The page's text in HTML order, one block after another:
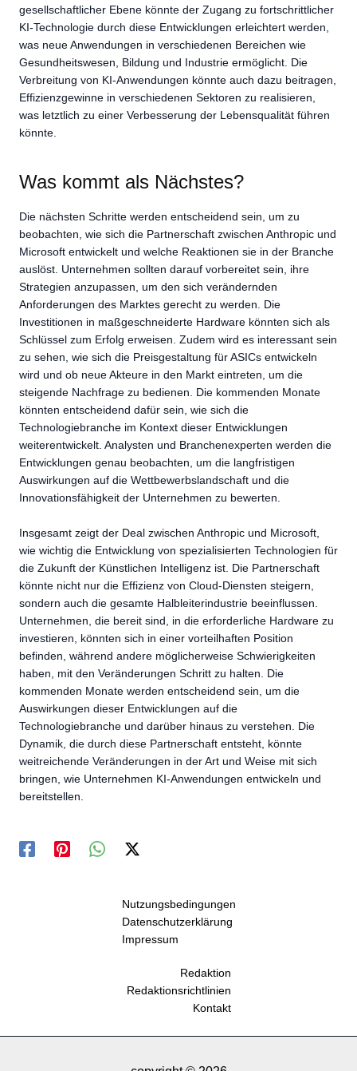
gesellschaftlicher Ebene könnte der Zugang zu fortschrittlicher
KI-Technologie durch diese Entwicklungen erleichtert werden,
was neue Anwendungen in verschiedenen Bereichen wie
Gesundheitswesen, Bildung und Industrie ermöglicht. Die
Verbreitung von KI-Anwendungen könnte auch dazu beitragen,
Effizienzgewinne in verschiedenen Sektoren zu realisieren,
was letztlich zu einer Verbesserung der Lebensqualität führen
könnte.
Was kommt als Nächstes?
Die nächsten Schritte werden entscheidend sein, um zu
beobachten, wie sich die Partnerschaft zwischen Anthropic und
Microsoft entwickelt und welche Reaktionen sie in der Branche
auslöst. Unternehmen sollten darauf vorbereitet sein, ihre
Strategien anzupassen, um den sich verändernden
Anforderungen des Marktes gerecht zu werden. Die
Investitionen in maßgeschneiderte Hardware könnten sich als
Schlüssel zum Erfolg erweisen. Zudem wird es interessant sein
zu sehen, wie sich die Preisgestaltung für ASICs entwickeln
wird und ob neue Akteure in den Markt eintreten, um die
steigende Nachfrage zu bedienen. Die kommenden Monate
könnten entscheidend dafür sein, wie sich die
Technologiebranche im Kontext dieser Entwicklungen
weiterentwickelt. Analysten und Branchenexperten werden die
Entwicklungen genau beobachten, um die langfristigen
Auswirkungen auf die Wettbewerbslandschaft und die
Innovationsfähigkeit der Unternehmen zu bewerten.
Insgesamt zeigt der Deal zwischen Anthropic und Microsoft,
wie wichtig die Entwicklung von spezialisierten Technologien für
die Zukunft der Künstlichen Intelligenz ist. Die Partnerschaft
könnte nicht nur die Effizienz von Cloud-Diensten steigern,
sondern auch die gesamte Halbleiterindustrie beeinflussen.
Unternehmen, die bereit sind, in die erforderliche Hardware zu
investieren, könnten sich in einer vorteilhaften Position
befinden, während andere möglicherweise Schwierigkeiten
haben, mit den Veränderungen Schritt zu halten. Die
kommenden Monate werden entscheidend sein, um die
Auswirkungen dieser Entwicklungen auf die
Technologiebranche und darüber hinaus zu verstehen. Die
Dynamik, die durch diese Partnerschaft entsteht, könnte
weitreichende Veränderungen in der Art und Weise mit sich
bringen, wie Unternehmen KI-Anwendungen entwickeln und
bereitstellen.
Nutzungsbedingungen
Datenschutzerklärung
Impressum
Redaktion
Redaktionsrichtlinien
Kontakt